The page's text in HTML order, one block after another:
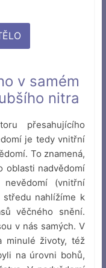
v samém
nitra
přesahujícího
je tedy vnitřní
To znamená,
oblasti nadvědomí
(vnitřní
středu nahlížíme k
věčného snění.
v nás samých. V
minulé životy, též
na úrovni bohů,